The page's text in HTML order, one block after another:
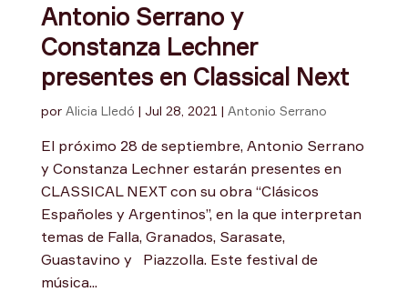
Antonio Serrano y
Constanza Lechner
presentes en Classical Next
por Alicia Lledó | Jul 28, 2021 | Antonio Serrano
El próximo 28 de septiembre, Antonio Serrano
y Constanza Lechner estarán presentes en
CLASSICAL NEXT con su obra “Clásicos
Españoles y Argentinos”, en la que interpretan
temas de Falla, Granados, Sarasate,
Guastavino y Piazzolla. Este festival de
música...